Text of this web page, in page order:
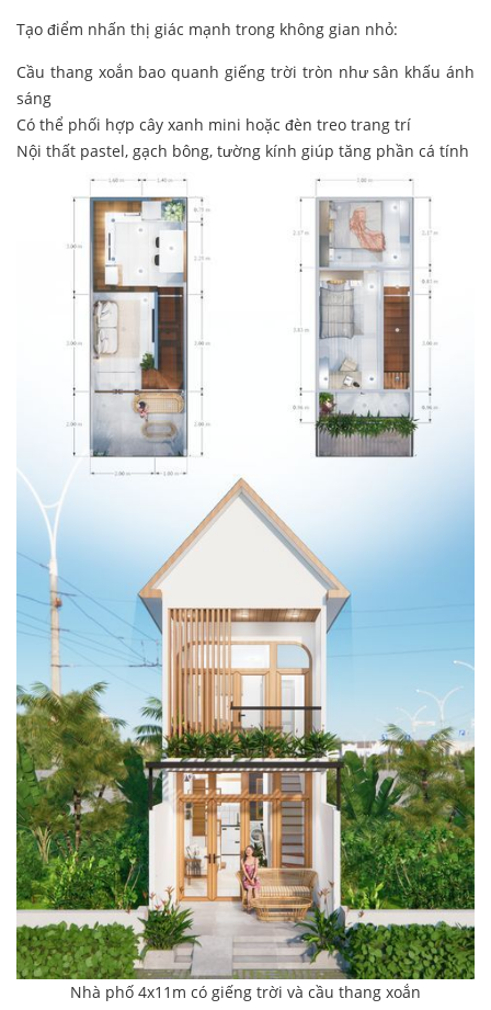
Tạo điểm nhấn thị giác mạnh trong không gian nhỏ:
Cầu thang xoắn bao quanh giếng trời tròn như sân khấu ánh
sáng
Có thể phối hợp cây xanh mini hoặc đèn treo trang trí
Nội thất pastel, gạch bông, tường kính giúp tăng phần cá tính
Nhà phố 4x11m có giếng trời và cầu thang xoắn